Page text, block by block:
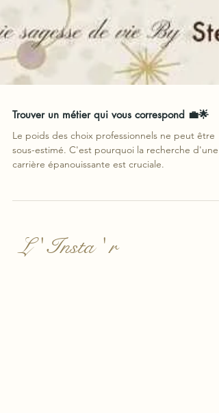
Trouver un métier qui vous correspond 💼🌟
Le poids des choix professionnels ne peut être